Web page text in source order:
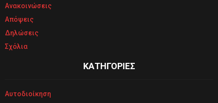
Ανακοινώσεις
Απόψεις
Δηλώσεις
Σχόλια
ΚΑΤΗΓΟΡΙΕΣ
Αυτοδιοίκηση